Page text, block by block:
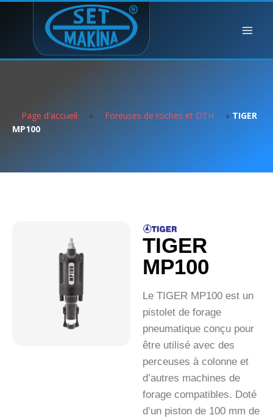
Page d'accueil » Foreuses de roches et DTH » TIGER
MP100
TIGER
MP100
Le TIGER MP100 est un
pistolet de forage
pneumatique conçu pour
être utilisé avec des
perceuses à colonne et
d’autres machines de
forage compatibles. Doté
d’un piston de 100 mm de